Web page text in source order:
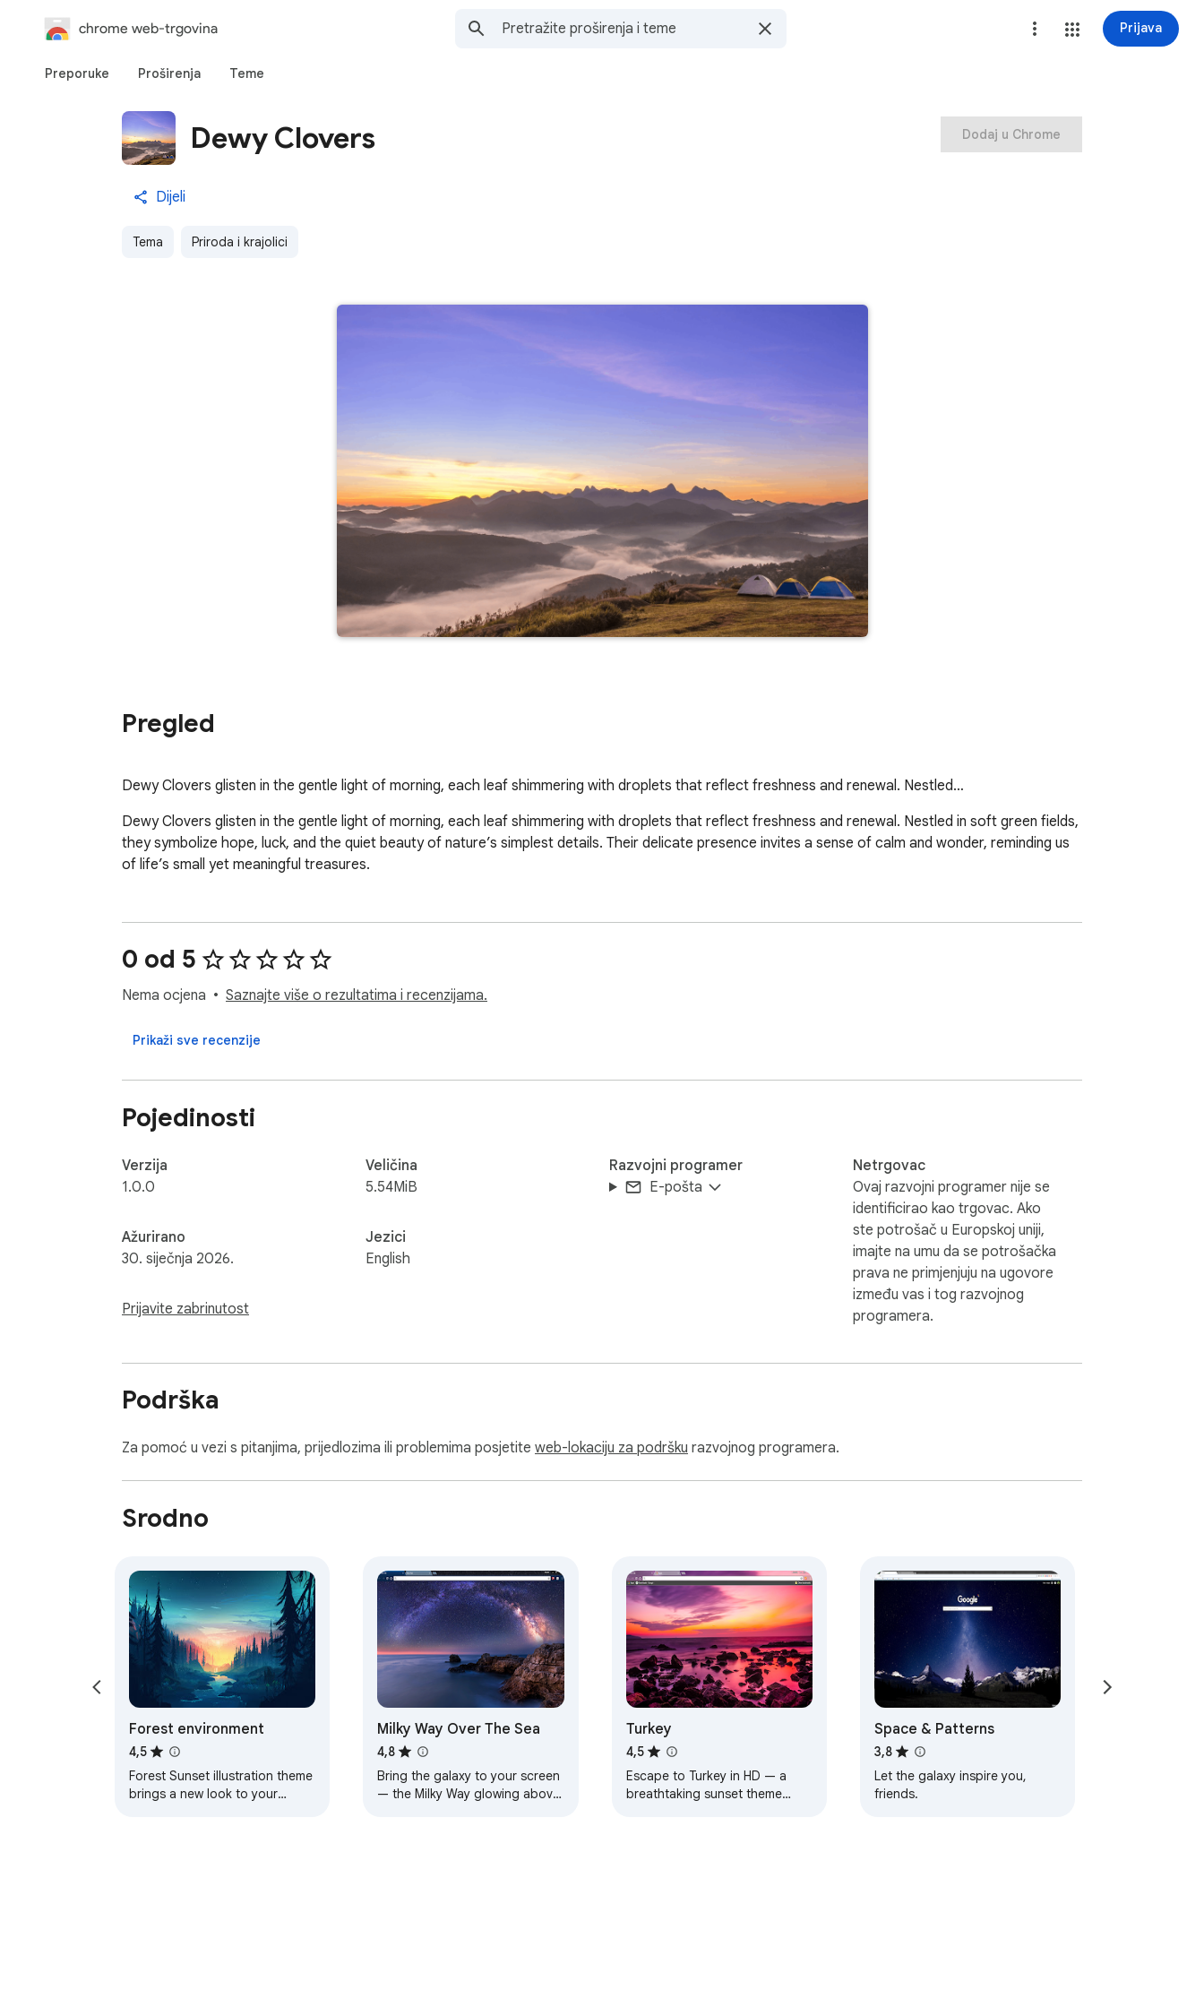
chrome web-trgovina Prijava
Preporuke Proširenja Teme
Dewy Clovers
Dijeli
Tema Priroda i krajolici
Dodaj u Chrome
Pregled
Dewy Clovers glisten in the gentle light of morning, each leaf shimmering with droplets that reflect freshness and renewal. Nestled…
Dewy Clovers glisten in the gentle light of morning, each leaf shimmering with droplets that reflect freshness and renewal. Nestled in soft green fields,
they symbolize hope, luck, and the quiet beauty of nature’s simplest details. Their delicate presence invites a sense of calm and wonder, reminding us
of life’s small yet meaningful treasures.
0 od 5
Nema ocjena Saznajte više o rezultatima i recenzijama.
Prikaži sve recenzije
Pojedinosti
Verzija
1.0.0
Ažurirano
30. siječnja 2026.
Prijavite zabrinutost
Veličina
5.54MiB
Jezici
English
Razvojni programer
E-pošta
Netrgovac
Ovaj razvojni programer nije se
identificirao kao trgovac. Ako
ste potrošač u Europskoj uniji,
imajte na umu da se potrošačka
prava ne primjenjuju na ugovore
između vas i tog razvojnog
programera.
Podrška
Za pomoć u vezi s pitanjima, prijedlozima ili problemima posjetite web-lokaciju za podršku razvojnog programera.
Srodno
Forest environment
4,5
Forest Sunset illustration theme
brings a new look to your
Milky Way Over The Sea
4,8
Bring the galaxy to your screen
— the Milky Way glowing above
Turkey
4,5
Escape to Turkey in HD — a
breathtaking sunset theme
Space & Patterns
3,8
Let the galaxy inspire you,
friends.